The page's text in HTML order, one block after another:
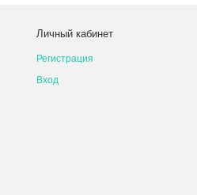
Личный кабинет
Регистрация
Вход